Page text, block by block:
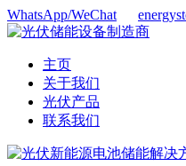
WhatsApp/WeChat
主页
关于我们
光伏产品
联系我们